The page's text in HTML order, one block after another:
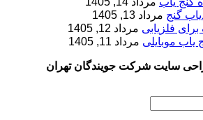
گنج مرداد 13, 1405
فلزیابی مرداد 12, 1405
یاب موبایلی مرداد 11, 1405
سایت شرکت جویندگان تهران